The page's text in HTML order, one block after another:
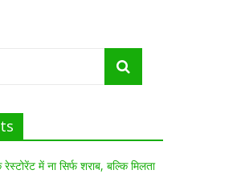
में ना सिर्फ शराब, बल्कि मिलता